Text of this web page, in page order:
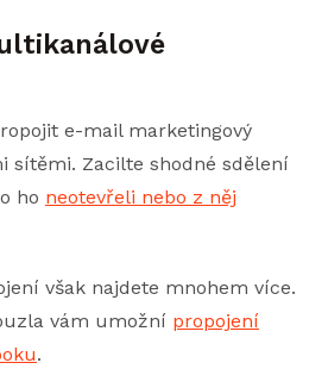
e-mail marketingový
sítěmi. Zacilte shodné sdělení
ho neotevřeli nebo z něj
však najdete mnohem více.
vám umožní propojení
.